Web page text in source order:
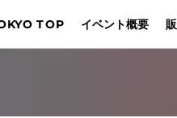
TOP イベント概要
ッツ デジモンカードゲーム